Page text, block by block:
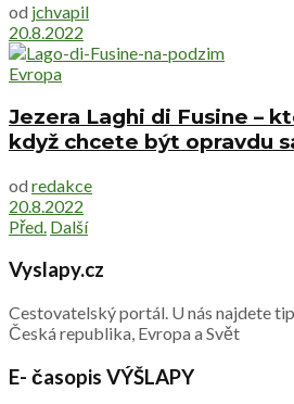
od jchvapil
20.8.2022
Evropa
Jezera Laghi di Fusine –
když chcete být opravdu
od redakce
20.8.2022
Před. Další
Vyslapy.cz
Cestovatelský portál. U nás najdete
Česká republika, Evropa a Svět
E- časopis VÝŠLAPY